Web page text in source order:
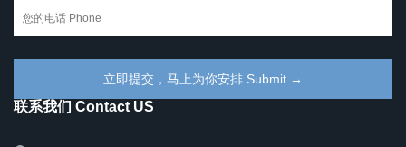
联系我们 Contact US